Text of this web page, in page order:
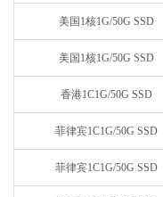
美国1核1G/50G SSD
美国1核1G/50G SSD
香港1C1G/50G SSD
菲律宾1C1G/50G SSD
菲律宾1C1G/50G SSD